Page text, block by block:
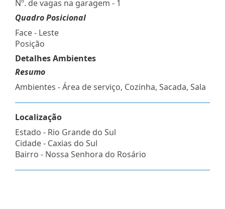
Nº. de vagas na garagem - 1
Quadro Posicional
Face - Leste
Posição
Detalhes Ambientes
Resumo
Ambientes - Área de serviço, Cozinha, Sacada, Sala
Localização
Estado - Rio Grande do Sul
Cidade - Caxias do Sul
Bairro - Nossa Senhora do Rosário